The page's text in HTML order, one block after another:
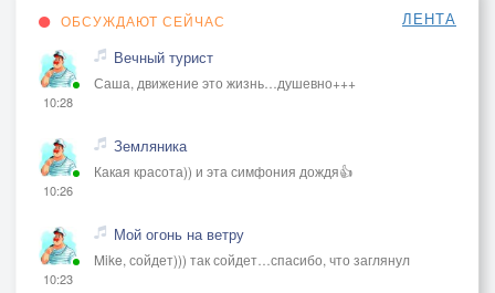
ОБСУЖДАЮТ СЕЙЧАС ЛЕНТА
10:28
Вечный турист
Саша, движение это жизнь…душевно+++
10:26
Земляника
Какая красота)) и эта симфония дождя👍
10:23
Мой огонь на ветру
Mike, сойдет))) так сойдет…спасибо, что заглянул